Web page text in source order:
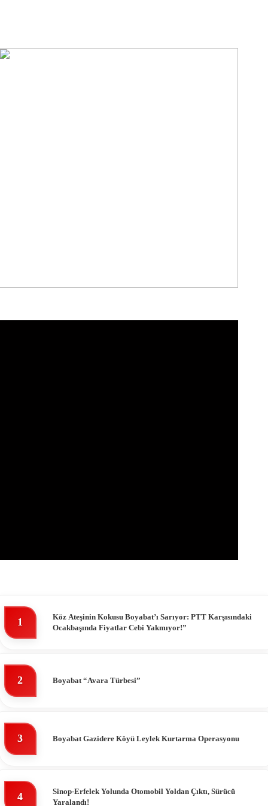
1
Köz Ateşinin Kokusu Boyabat’ı Sarıyor: PTT Karşısındaki
Ocakbaşında Fiyatlar Cebi Yakmıyor!”
2 Boyabat “Avara Türbesi”
3 Boyabat Gazidere Köyü Leylek Kurtarma Operasyonu
4
Sinop-Erfelek Yolunda Otomobil Yoldan Çıktı, Sürücü
Yaralandı!